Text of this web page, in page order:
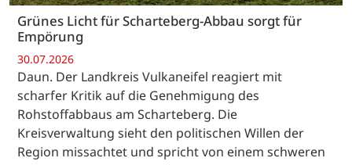
Grünes Licht für Scharteberg-Abbau sorgt für
Empörung
30.07.2026
Daun. Der Landkreis Vulkaneifel reagiert mit
scharfer Kritik auf die Genehmigung des
Rohstoffabbaus am Scharteberg. Die
Kreisverwaltung sieht den politischen Willen der
Region missachtet und spricht von einem schweren